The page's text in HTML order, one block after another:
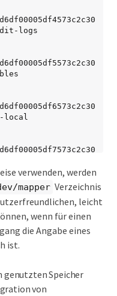
verwenden, werden
mapper Verzeichnis
leicht
wenn für einen
die Angabe eines
ist.
genutzten Speicher
von